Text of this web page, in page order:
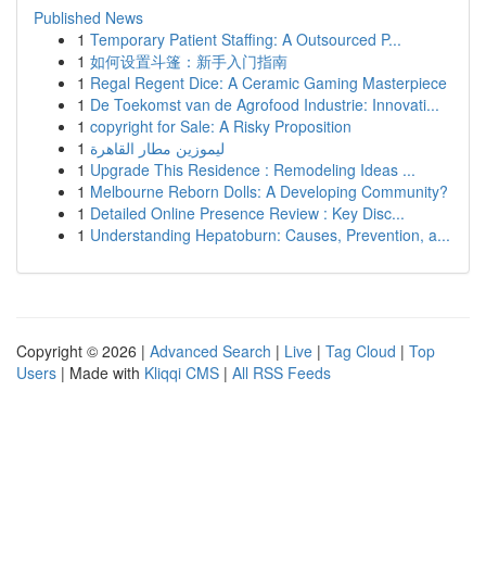
Published News
1 Temporary Patient Staffing: A Outsourced P...
1 如何设置斗篷：新手入门指南
1 Regal Regent Dice: A Ceramic Gaming Masterpiece
1 De Toekomst van de Agrofood Industrie: Innovati...
1 copyright for Sale: A Risky Proposition
1 ليموزين مطار القاهرة
1 Upgrade This Residence : Remodeling Ideas ...
1 Melbourne Reborn Dolls: A Developing Community?
1 Detailed Online Presence Review : Key Disc...
1 Understanding Hepatoburn: Causes, Prevention, a...
Copyright © 2026 | Advanced Search | Live | Tag Cloud | Top
Users | Made with Kliqqi CMS | All RSS Feeds